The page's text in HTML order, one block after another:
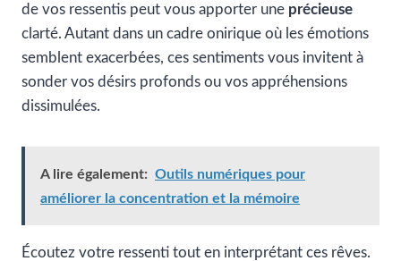
de vos ressentis peut vous apporter une précieuse
clarté. Autant dans un cadre onirique où les émotions
semblent exacerbées, ces sentiments vous invitent à
sonder vos désirs profonds ou vos appréhensions
dissimulées.
A lire également: Outils numériques pour
améliorer la concentration et la mémoire
Écoutez votre ressenti tout en interprétant ces rêves.